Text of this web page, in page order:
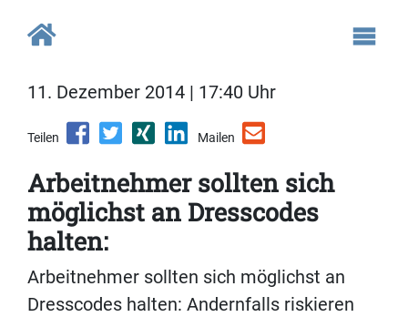
11. Dezember 2014 | 17:40 Uhr
Teilen Mailen
Arbeitnehmer sollten sich
möglichst an Dresscodes
halten:
Arbeitnehmer sollten sich möglichst an
Dresscodes halten: Andernfalls riskieren